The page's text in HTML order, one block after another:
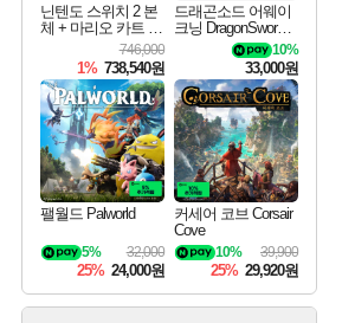
닌텐도 스위치 2 본
체 + 마리오 카트 월
746,000
1% 738,540원
드래곤소드 어웨이
크닝 DragonSword A
10%
33,000원
팰월드 Palworld
32,000
5%
25% 24,000원
커세어 코브 Corsair
Cove
39,900
10%
25% 29,920원